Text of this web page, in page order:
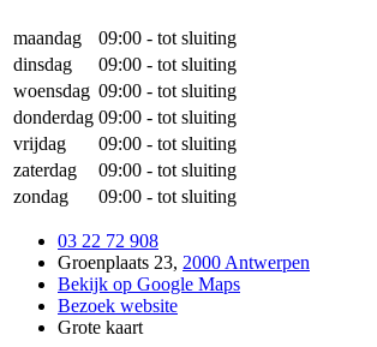
maandag 09:00 - tot sluiting
dinsdag
09:00 - tot sluiting
woensdag 09:00 - tot sluiting
donderdag 09:00 - tot sluiting
vrijdag
09:00 - tot sluiting
zaterdag
09:00 - tot sluiting
zondag
09:00 - tot sluiting
03 22 72 908
Groenplaats 23, 2000 Antwerpen
Bekijk op Google Maps
Bezoek website
Grote kaart